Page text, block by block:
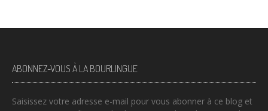
ABONNEZ-VOUS À LA BOURLINGUE
Saisissez votre adresse e-mail pour vous abonner à ce blog et